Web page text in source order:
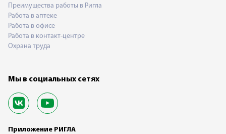
Преимущества работы в Ригла
Работа в аптеке
Работа в офисе
Работа в контакт-центре
Охрана труда
Мы в социальных сетях
Приложение РИГЛА